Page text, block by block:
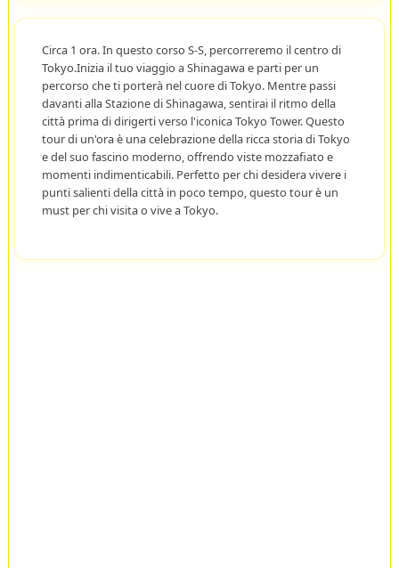
Circa 1 ora. In questo corso S-S, percorreremo il centro di
Tokyo.Inizia il tuo viaggio a Shinagawa e parti per un
percorso che ti porterà nel cuore di Tokyo. Mentre passi
davanti alla Stazione di Shinagawa, sentirai il ritmo della
città prima di dirigerti verso l'iconica Tokyo Tower. Questo
tour di un'ora è una celebrazione della ricca storia di Tokyo
e del suo fascino moderno, offrendo viste mozzafiato e
momenti indimenticabili. Perfetto per chi desidera vivere i
punti salienti della città in poco tempo, questo tour è un
must per chi visita o vive a Tokyo.